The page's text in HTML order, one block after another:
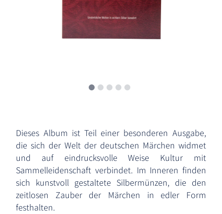
Dieses Album ist Teil einer besonderen Ausgabe,
die sich der Welt der deutschen Märchen widmet
und auf eindrucksvolle Weise Kultur mit
Sammelleidenschaft verbindet. Im Inneren finden
sich kunstvoll gestaltete Silbermünzen, die den
zeitlosen Zauber der Märchen in edler Form
festhalten.